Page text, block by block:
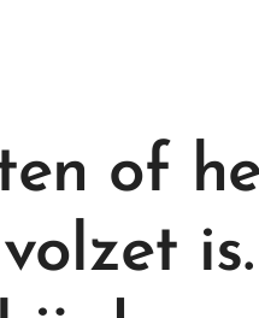
of
volzet is.